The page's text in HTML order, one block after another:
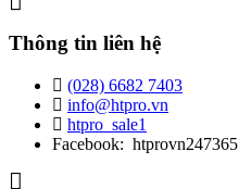
Thông tin liên hệ
(028) 6682 7403
info@htpro.vn
htpro_sale1
Facebook: htprovn247365